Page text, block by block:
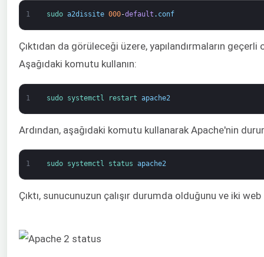
1 sudo a2dissite 000-default . conf
Çıktıdan da görüleceği üzere, yapılandırmaların
Aşağıdaki komutu kullanın:
1 sudo systemctl restart apache2
Ardından, aşağıdaki komutu kullanarak Apache'nin
1 sudo systemctl status apache2
Çıktı, sunucunuzun çalışır durumda olduğunu ve iki